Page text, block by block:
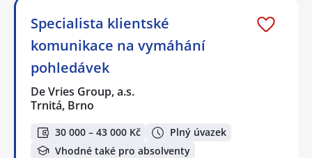
Specialista klientské
komunikace na vymáhání
pohledávek
De Vries Group, a.s.
Trnitá, Brno
30 000 – 43 000 Kč
Plný úvazek
Vhodné také pro absolventy